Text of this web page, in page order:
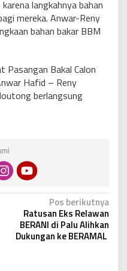
langkahnya bahan
mereka. Anwar-Reny
bahan bakar BBM
Pasangan Bakal Calon
Hafid – Reny
berlangsung
Pos berikutnya
Ratusan Eks Relawan
BERANI di Palu Alihkan
Dukungan ke BERAMAL